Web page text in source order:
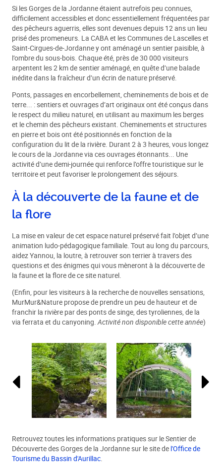
Si les Gorges de la Jordanne étaient autrefois peu connues,
difficilement accessibles et donc essentiellement fréquentées par
des pêcheurs aguerris, elles sont devenues depuis 12 ans un lieu
prisé des promeneurs. La CABA et les Communes de Lascelles et
Saint-Cirgues-de-Jordanne y ont aménagé un sentier paisible, à
l’ombre du sous-bois. Chaque été, près de 30 000 visiteurs
arpentent les 2 km de sentier aménagé, en quête d’une balade
inédite dans la fraîcheur d’un écrin de nature préservé.
Ponts, passages en encorbellement, cheminements de bois et de
terre... : sentiers et ouvrages d’art originaux ont été conçus dans
le respect du milieu naturel, en utilisant au maximum les berges
et le chemin des pêcheurs existant. Cheminements et structures
en pierre et bois ont été positionnés en fonction de la
configuration du lit de la rivière. Durant 2 à 3 heures, vous longez
le cours de la Jordanne via ces ouvrages étonnants... Une
activité d’une demi-journée qui renforce l’offre touristique sur le
territoire et peut favoriser le prolongement des séjours.
À la découverte de la faune et de
la flore
La mise en valeur de cet espace naturel préservé fait l’objet d’une
animation ludo-pédagogique familiale. Tout au long du parcours,
aidez Yannou, la loutre, à retrouver son terrier à travers des
questions et des énigmes qui vous mèneront à la découverte de
la faune et la flore de ce site naturel.
(Enfin, pour les visiteurs à la recherche de nouvelles sensations,
MurMur&Nature propose de prendre un peu de hauteur et de
franchir la rivière par des ponts de singe, des tyroliennes, de la
via ferrata et du canyoning.Activité non disponible cette année)
Retrouvez toutes les informations pratiques sur le Sentier de
Découverte des Gorges de la Jordanne sur le site de l'Office de
Tourisme du Bassin d'Aurillac.